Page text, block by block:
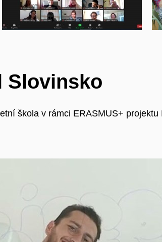
Slovinsko
škola v rámci ERASMUS+ projektu